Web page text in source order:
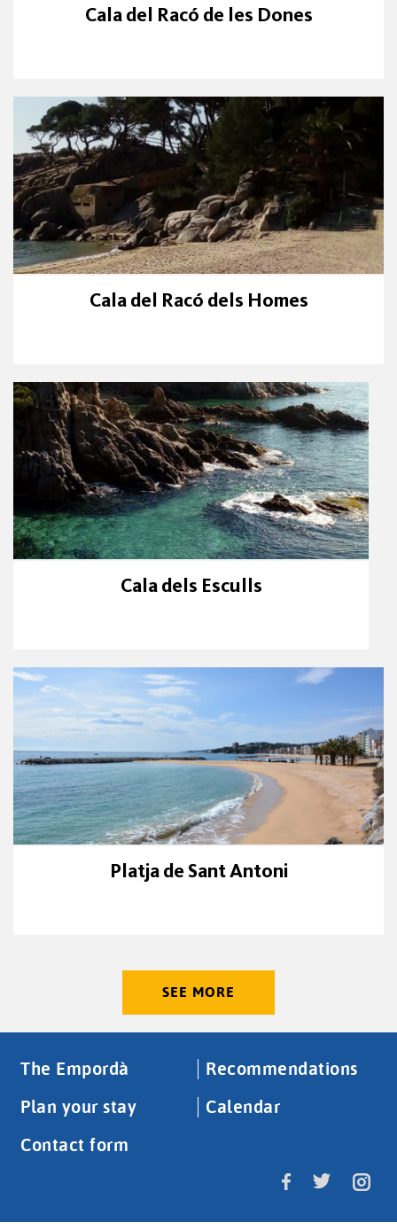
Cala del Racó de les Dones
Cala del Racó dels Homes
Cala dels Esculls
Platja de Sant Antoni
SEE MORE
The Empordà
Recommendations
Plan your stay
Calendar
Contact form